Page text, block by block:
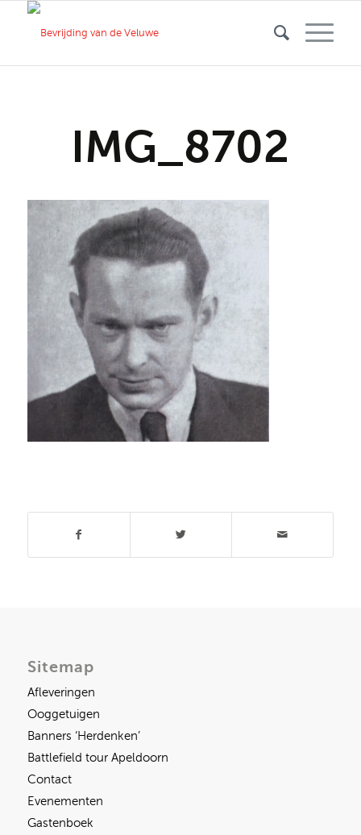
IMG_8702
Sitemap
Afleveringen
Ooggetuigen
Banners ‘Herdenken’
Battlefield tour Apeldoorn
Contact
Evenementen
Gastenboek